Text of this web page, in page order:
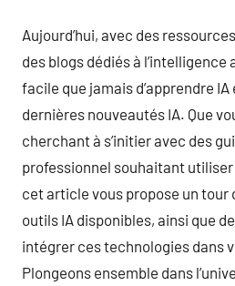
Aujourd’hui, avec des
des blogs dédiés à
facile que jamais d’apprendre
dernières nouveautés IA. Que
cherchant à s’initier avec des
professionnel souhaitant
cet article vous propose un tour
outils IA disponibles, ainsi que
intégrer ces technologies dans
Plongeons ensemble dans